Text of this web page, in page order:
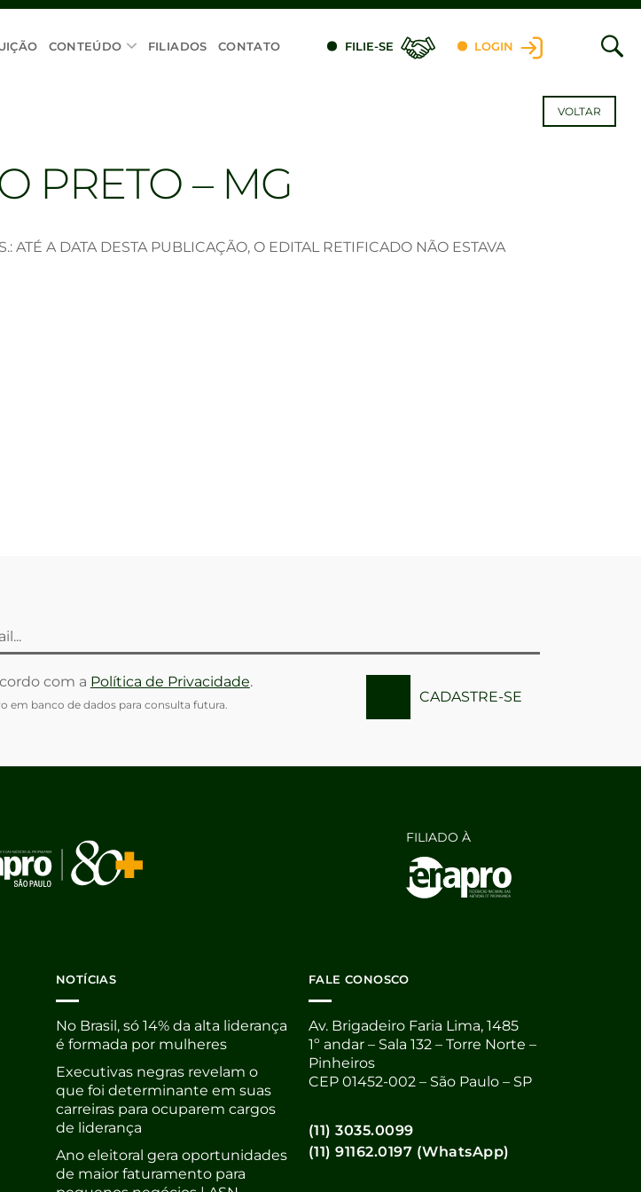
CONTEÚDO FILIADOS CONTATO FILIE-SE LOGIN
VOLTAR
PRETO – MG
A DATA DESTA PUBLICAÇÃO, O EDITAL RETIFICADO NÃO ESTAVA
com a Política de Privacidade.
em banco de dados para consulta futura. CADASTRE-SE
FILIADO À
NOTÍCIAS
No Brasil, só 14% da alta liderança
é formada por mulheres
Executivas negras revelam o
que foi determinante em suas
carreiras para ocuparem cargos
de liderança
Ano eleitoral gera oportunidades
de maior faturamento para
FALE CONOSCO
Av. Brigadeiro Faria Lima, 1485
1º andar – Sala 132 – Torre Norte –
Pinheiros
CEP 01452-002 – São Paulo – SP
(11) 3035.0099
(11) 91162.0197 (WhatsApp)